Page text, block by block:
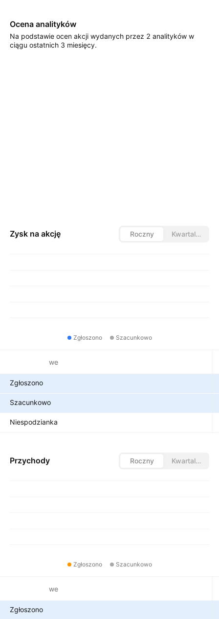
Ocena analityków
Na podstawie ocen akcji wydanych przez 2 analityków w
ciągu ostatnich 3 miesięcy.
Zysk na akcję Roczny Kwartalny
Zgłoszono Szacunkowo
Metryki finansowe
Zgłoszono
Szacunkowo
Niespodzianka
Przychody Roczny Kwartalny
Zgłoszono Szacunkowo
Metryki finansowe
Zgłoszono